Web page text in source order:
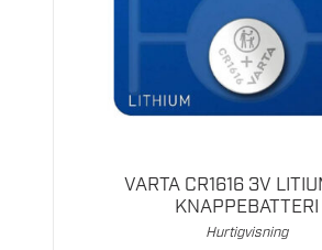
VARTA CR1616 3V
KNAPPEBATTERI
Hurtigvisning